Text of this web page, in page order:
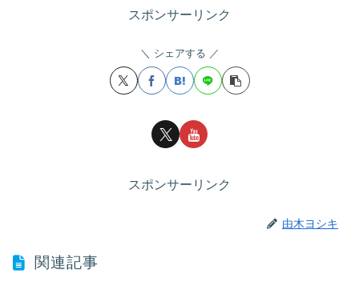
スポンサーリンク
シェアする
スポンサーリンク
由木ヨシキ
関連記事